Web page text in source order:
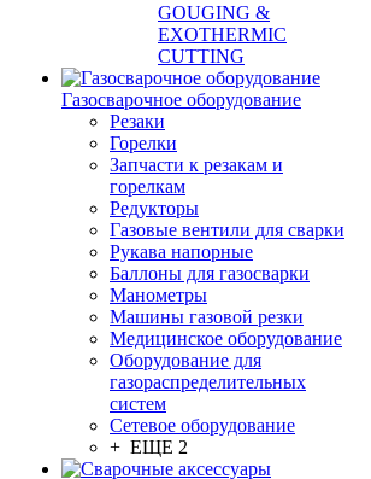
GOUGING &
EXOTHERMIC
CUTTING
Газосварочное оборудование
Резаки
Горелки
Запчасти к резакам и
горелкам
Редукторы
Газовые вентили для сварки
Рукава напорные
Баллоны для газосварки
Манометры
Машины газовой резки
Медицинское оборудование
Оборудование для
газораспределительных
систем
Сетевое оборудование
+ ЕЩЕ 2